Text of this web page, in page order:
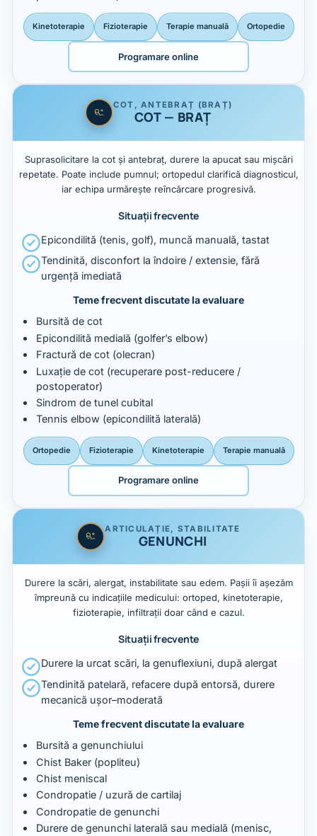
Kinetoterapie Fizioterapie Terapie manuală Ortopedie
Programare online
COT, ANTEBRAȚ (BRAȚ)
COT — BRAȚ
Suprasolicitare la cot și antebraț, durere la apucat sau mișcări
repetate. Poate include pumnul; ortopedul clarifică diagnosticul,
iar echipa urmărește reîncărcare progresivă.
Situații frecvente
Epicondilită (tenis, golf), muncă manuală, tastat
Tendinită, disconfort la îndoire / extensie, fără
urgență imediată
Teme frecvent discutate la evaluare
Bursită de cot
Epicondilită medială (golfer’s elbow)
Fractură de cot (olecran)
Luxație de cot (recuperare post-reducere /
postoperator)
Sindrom de tunel cubital
Tennis elbow (epicondilită laterală)
Ortopedie Fizioterapie Kinetoterapie Terapie manuală
Programare online
ARTICULAȚIE, STABILITATE
GENUNCHI
Durere la scări, alergat, instabilitate sau edem. Pașii îi așezăm
împreună cu indicațiile medicului: ortoped, kinetoterapie,
fizioterapie, infiltrații doar când e cazul.
Situații frecvente
Durere la urcat scări, la genuflexiuni, după alergat
Tendinită patelară, refacere după entorsă, durere
mecanică ușor–moderată
Teme frecvent discutate la evaluare
Bursită a genunchiului
Chist Baker (popliteu)
Chist meniscal
Condropatie / uzură de cartilaj
Condropatie de genunchi
Durere de genunchi laterală sau medială (menisc,